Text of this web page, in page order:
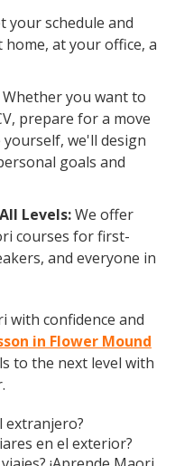
your schedule and
at your office, a
Whether you want to
prepare for a move
we'll design
goals and
Levels:We offer
courses for first-
and everyone in
with confidence and
in Flower Mound
to the next level with
extranjero?
en el exterior?